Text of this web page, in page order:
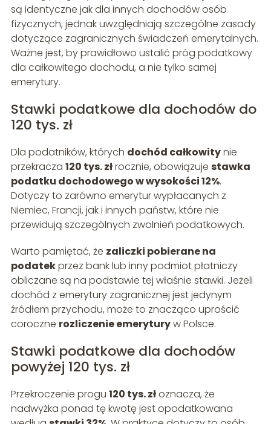
są identyczne jak dla innych dochodów osób
fizycznych, jednak uwzględniają szczególne zasady
dotyczące zagranicznych świadczeń emerytalnych.
Ważne jest, by prawidłowo ustalić próg podatkowy
dla całkowitego dochodu, a nie tylko samej
emerytury.
Stawki podatkowe dla dochodów do
120 tys. zł
Dla podatników, których dochód całkowitynie
przekracza 120 tys. złrocznie, obowiązuje stawka
podatku dochodowego w wysokości 12%.
Dotyczy to zarówno emerytur wypłacanych z
Niemiec, Francji, jak i innych państw, które nie
przewidują szczególnych zwolnień podatkowych.
Warto pamiętać, że zaliczki pobierane na
podatekprzez bank lub inny podmiot płatniczy
obliczane są na podstawie tej właśnie stawki. Jeżeli
dochód z emerytury zagranicznej jest jedynym
źródłem przychodu, może to znacząco uprościć
coroczne rozliczenie emeryturyw Polsce.
Stawki podatkowe dla dochodów
powyżej 120 tys. zł
Przekroczenie progu 120 tys. złoznacza, że
nadwyżka ponad tę kwotę jest opodatkowana